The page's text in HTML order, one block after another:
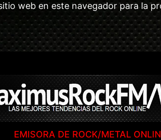
web en este navegador para la
EMISORA DE ROCK/METAL